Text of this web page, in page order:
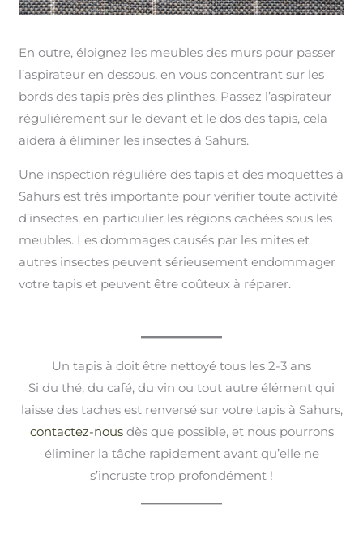
En outre, éloignez les meubles des murs pour passer
l’aspirateur en dessous, en vous concentrant sur les
bords des tapis près des plinthes. Passez l’aspirateur
régulièrement sur le devant et le dos des tapis, cela
aidera à éliminer les insectes à Sahurs.
Une inspection régulière des tapis et des moquettes à
Sahurs est très importante pour vérifier toute activité
d’insectes, en particulier les régions cachées sous les
meubles. Les dommages causés par les mites et
autres insectes peuvent sérieusement endommager
votre tapis et peuvent être coûteux à réparer.
Un tapis à doit être nettoyé tous les 2-3 ans
Si du thé, du café, du vin ou tout autre élément qui
laisse des taches est renversé sur votre tapis à Sahurs,
contactez-nousdès que possible, et nous pourrons
éliminer la tâche rapidement avant qu’elle ne
s’incruste trop profondément !